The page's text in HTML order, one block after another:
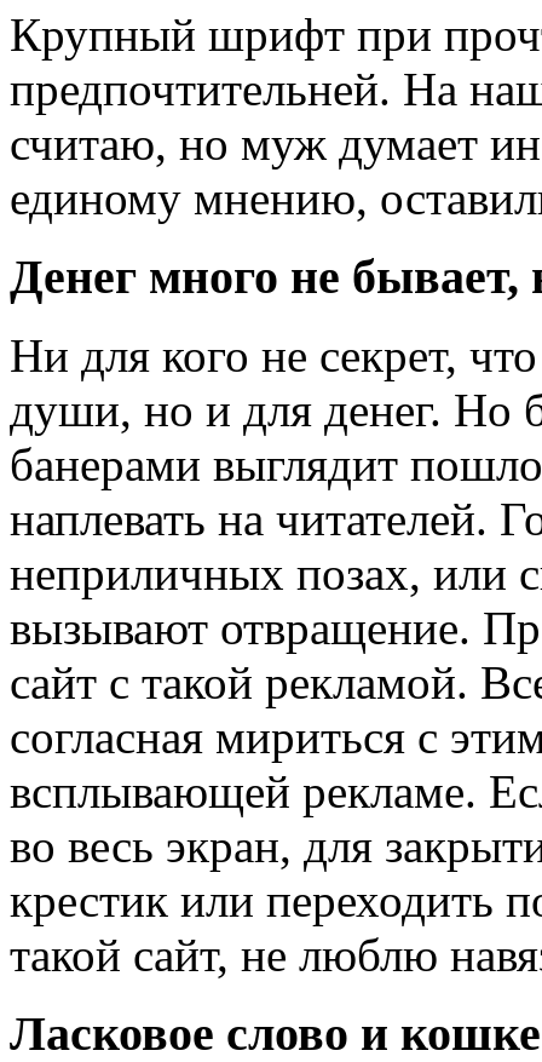
Крупный шрифт при
предпочтительней. На
считаю, но муж думает
единому мнению,
Денег много не
Ни для кого не секрет,
души, но и для денег. Но
банерами выглядит
наплевать на читателей.
неприличных позах,
вызывают отвращение.
сайт с такой рекламой.
согласная мириться с
всплывающей рекламе.
во весь экран, для
крестик или переходить
такой сайт, не люблю
Ласковое слово и